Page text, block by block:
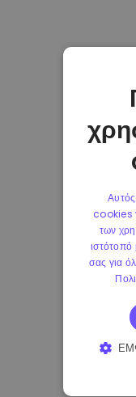
cookies
των
ιστότοπό
σας για